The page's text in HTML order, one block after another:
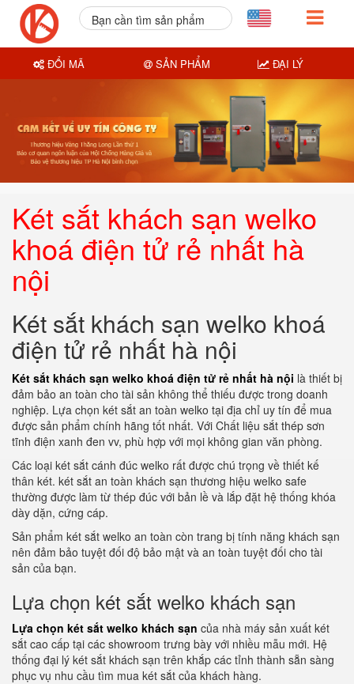
Két sắt khách sạn welko
khoá điện tử rẻ nhất hà
nội
Két sắt khách sạn welko khoá
điện tử rẻ nhất hà nội
Két sắt khách sạn welko khoá điện tử rẻ nhất hà nội là thiết bị
đảm bảo an toàn cho tài sản không thể thiếu được trong doanh
nghiệp. Lựa chọn két sắt an toàn welko tại địa chỉ uy tín để mua
được sản phẩm chính hãng tốt nhất. Với Chất liệu sắt thép sơn
tĩnh điện xanh đen vv, phù hợp với mọi không gian văn phòng.
Các loại két sắt cánh đúc welko rất được chú trọng về thiết kế
thân két. két sắt an toàn khách sạn thương hiệu welko safe
thường được làm từ thép đúc với bản lề và lắp đặt hệ thống khóa
dày dặn, cứng cáp.
Sản phẩm két sắt welko an toàn còn trang bị tính năng khách sạn
nên đảm bảo tuyệt đối độ bảo mật và an toàn tuyệt đối cho tài
sản của bạn.
Lựa chọn két sắt welko khách sạn
Lựa chọn két sắt welko khách sạn của nhà máy sản xuất két
sắt cao cấp tại các showroom trưng bày với nhiều mẫu mới. Hệ
thống đại lý két sắt khách sạn trên khắp các tỉnh thành sẵn sàng
phục vụ nhu cầu tìm mua két sắt của khách hàng.
Bạn cần tìm sản phẩm
ĐỔI MÃ SẢN PHẨM ĐẠI LÝ